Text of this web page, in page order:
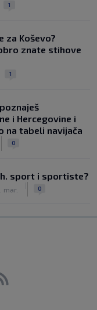
1
za Koševo?
znate stihove
1
i Hercegovine i
na tabeli navijača
0
sport i sportiste?
mar. 0